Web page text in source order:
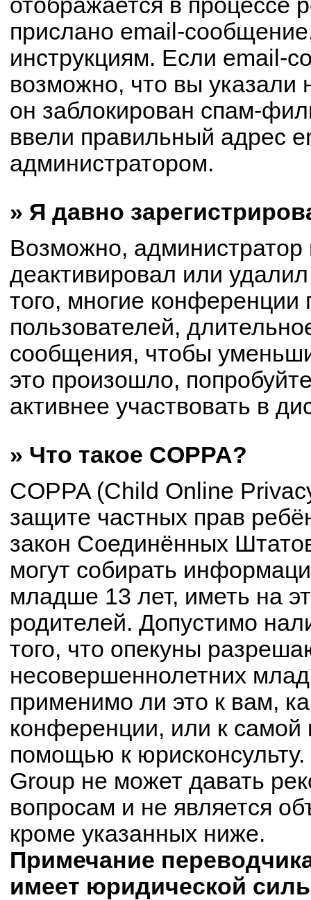
отображается в процессе
прислано email-
инструкциям. Если email-
возможно, что вы
он заблокирован спам-
ввели правильный адрес
администратором.
» Я давно
Возможно, администратор
деактивировал или
того, многие конференции
пользователей,
сообщения, чтобы
это произошло,
активнее участвовать в
» Что такое COPPA?
COPPA (Child Online
защите частных прав
закон Соединённых
могут собирать
младше 13 лет, иметь на
родителей. Допустимо
того, что опекуны
несовершеннолетних
применимо ли это к вам,
конференции, или к самой
помощью к
Group не может давать
вопросам и не является
кроме указанных ниже.
Примечание
имеет юридической